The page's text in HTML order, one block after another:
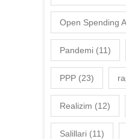
Open Spending
Pandemi (11)
PPP (23)
Realizim (12)
Salillari (11)